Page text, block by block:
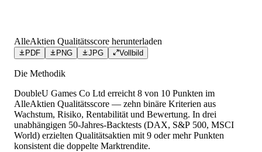
AlleAktien Qualitätsscore herunterladen
PDF PNG JPG Vollbild
Die Methodik
DoubleU Games Co Ltd erreicht 8 von 10 Punkten im
AlleAktien Qualitätsscore — zehn binäre Kriterien aus
Wachstum, Risiko, Rentabilität und Bewertung. In drei
unabhängigen 50-Jahres-Backtests (DAX, S&P 500, MSCI
World) erzielten Qualitätsaktien mit 9 oder mehr Punkten
konsistent die doppelte Marktrendite.